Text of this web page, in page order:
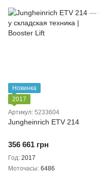
Новинка
2017
Артикул: 5233604
Jungheinrich ETV 214
356 661 грн
Год 2017
Моточасы 6486